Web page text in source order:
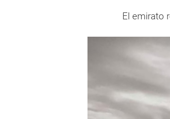
El emirato